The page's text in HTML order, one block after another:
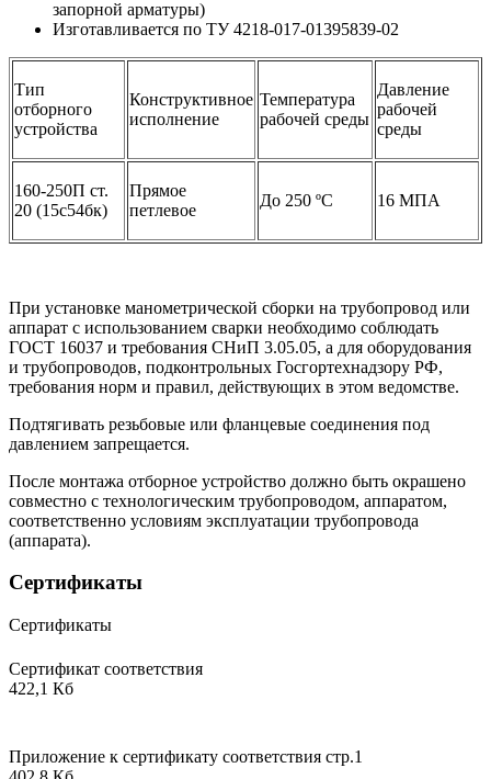
запорной арматуры)
Изготавливается по ТУ 4218-017-01395839-02
Тип
отборного
устройства
Конструктивное
исполнение
Температура
рабочей среды
Давление
рабочей
среды
160-250П ст.
20 (15с54бк)
Прямое
петлевое
До 250 ºС 16 МПА
При установке манометрической сборки на трубопровод или
аппарат с использованием сварки необходимо соблюдать
ГОСТ 16037 и требования СНиП 3.05.05, а для оборудования
и трубопроводов, подконтрольных Госгортехнадзору РФ,
требования норм и правил, действующих в этом ведомстве.
Подтягивать резьбовые или фланцевые соединения под
давлением запрещается.
После монтажа отборное устройство должно быть окрашено
совместно с технологическим трубопроводом, аппаратом,
соответственно условиям эксплуатации трубопровода
(аппарата).
Сертификаты
Сертификаты
Сертификат соответствия
422,1 Кб
Приложение к сертификату соответствия стр.1